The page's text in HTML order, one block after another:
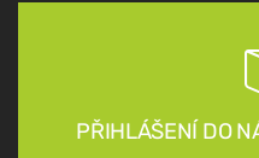
PŘIHLÁŠENÍ DO